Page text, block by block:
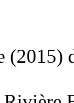
(2015)